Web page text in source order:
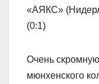
«АЯКС»
(0:1)
Очень скромную
мюнхенского